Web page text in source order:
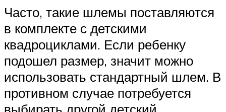
Часто, такие шлемы поставляются
в комплекте с детскими
квадроциклами. Если ребенку
подошел размер, значит можно
использовать стандартный шлем. В
противном случае потребуется